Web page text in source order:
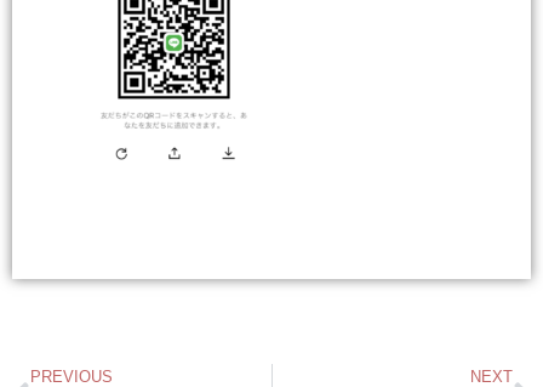
PREVIOUS NEXT